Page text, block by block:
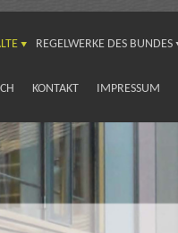
REGELWERKE DES BUNDES
KONTAKT IMPRESSUM